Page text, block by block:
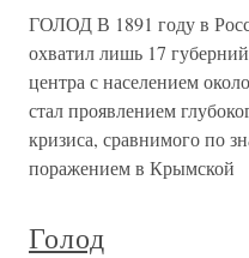
ГОЛОД В 1891 году в
охватил лишь 17
центра с населением
стал проявлением
кризиса, сравнимого по
поражением в Крымской
Голод